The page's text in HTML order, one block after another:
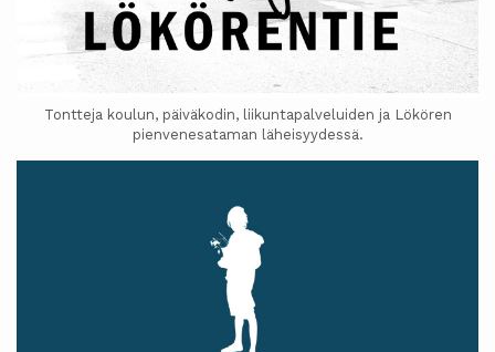
Tontteja koulun, päiväkodin, liikuntapalveluiden ja Lökören
pienvenesataman läheisyydessä.